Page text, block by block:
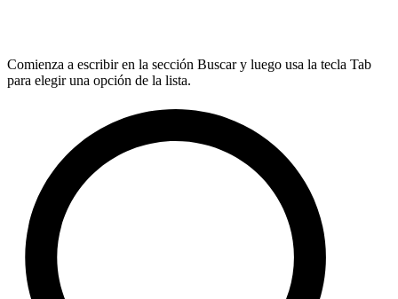
Comienza a escribir en la sección Buscar y luego usa la tecla Tab
para elegir una opción de la lista.